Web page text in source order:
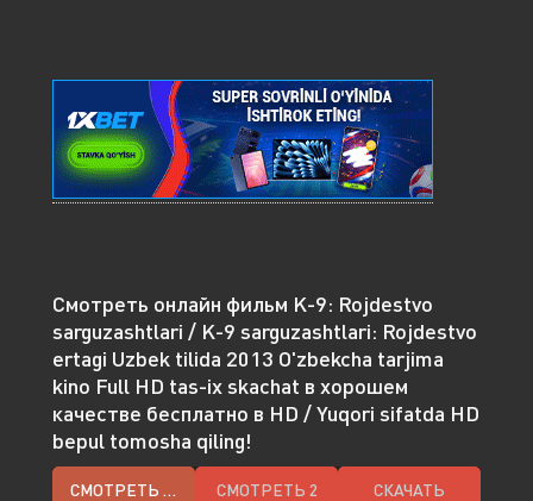
Смотреть онлайн фильм K-9: Rojdestvo
sarguzashtlari / K-9 sarguzashtlari: Rojdestvo
ertagi Uzbek tilida 2013 O'zbekcha tarjima
kino Full HD tas-ix skachat в хорошем
качестве бесплатно в HD / Yuqori sifatda HD
bepul tomosha qiling!
СМОТРЕТЬ HD СМОТРЕТЬ 2 СКАЧАТЬ